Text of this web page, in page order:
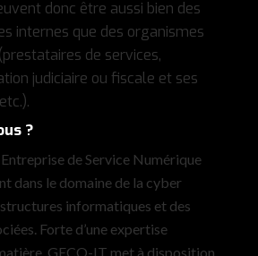
donc être aussi bien des
internes que des organismes
de services,
judiciaire ou fiscale et ses
?
de Service Numérique
dans le domaine de la cyber
informatiques et des
Forte d’une expertise
GECO-IT met à disposition